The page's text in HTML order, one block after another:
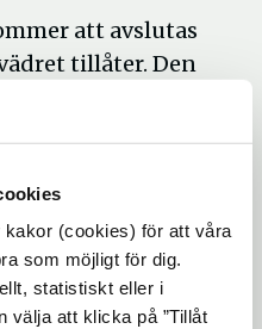
(cookies) för att våra
som möjligt för dig.
statistiskt eller i
välja att klicka på ”Tillåt
att avslutas
tillåter. Den
alla kommunens
cykelvägar ska
månader beroende
successivt och
och olycksfallsrisk.